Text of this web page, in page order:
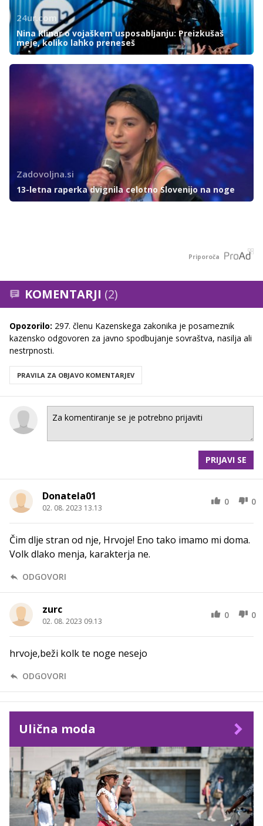
24ur.com
Nina Klinar o vojaškem usposabljanju: Preizkušaš
meje, koliko lahko preneseš
Zadovoljna.si
13-letna raperka dvignila celotno Slovenijo na noge
Priporoča
KOMENTARJI (2)
Opozorilo: 297. členu Kazenskega zakonika je posameznik
kazensko odgovoren za javno spodbujanje sovraštva, nasilja ali
nestrpnosti.
PRAVILA ZA OBJAVO KOMENTARJEV
PRIJAVI SE
Donatela01
02. 08. 2023 13.13
0 0
Čim dlje stran od nje, Hrvoje! Eno tako imamo mi doma.
Volk dlako menja, karakterja ne.
ODGOVORI
zurc
02. 08. 2023 09.13
0 0
hrvoje,beži kolk te noge nesejo
ODGOVORI
Ulična moda